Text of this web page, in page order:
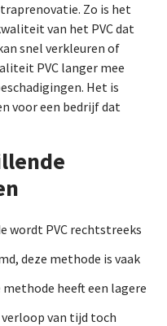
traprenovatie. Zo is het
van het PVC dat
snel verkleuren of
PVC langer mee
Het is
voor een bedrijf dat
wordt PVC rechtstreeks
deze methode is vaak
heeft een lagere
verloop van tijd toch